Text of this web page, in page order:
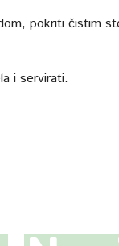
pokriti čistim
i servirati.